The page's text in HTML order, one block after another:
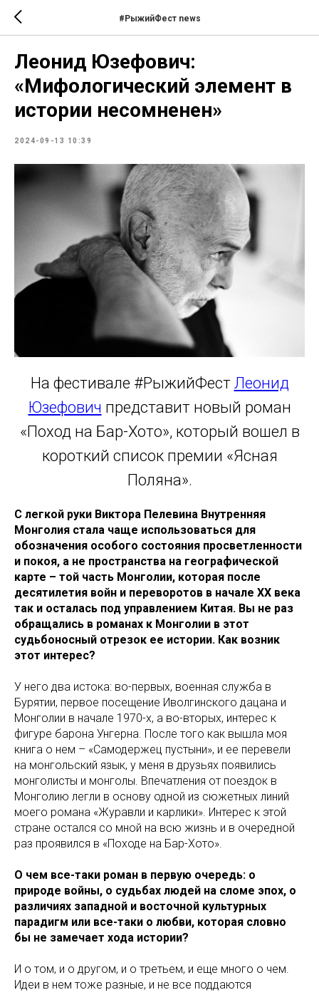
#РыжийФест news
Леонид Юзефович:
«Мифологический элемент в
истории несомненен»
2024-09-13 10:39
На фестивале #РыжийФест Леонид
Юзефович представит новый роман
«Поход на Бар-Хото», который вошел в
короткий список премии «Ясная
Поляна».
С легкой руки Виктора Пелевина Внутренняя
Монголия стала чаще использоваться для
обозначения особого состояния просветленности
и покоя, а не пространства на географической
карте – той часть Монголии, которая после
десятилетия войн и переворотов в начале ХХ века
так и осталась под управлением Китая. Вы не раз
обращались в романах к Монголии в этот
судьбоносный отрезок ее истории. Как возник
этот интерес?
У него два истока: во-первых, военная служба в
Бурятии, первое посещение Иволгинского дацана и
Монголии в начале 1970-х, а во-вторых, интерес к
фигуре барона Унгерна. После того как вышла моя
книга о нем – «Самодержец пустыни», и ее перевели
на монгольский язык, у меня в друзьях появились
монголисты и монголы. Впечатления от поездок в
Монголию легли в основу одной из сюжетных линий
моего романа «Журавли и карлики». Интерес к этой
стране остался со мной на всю жизнь и в очередной
раз проявился в «Походе на Бар-Хото».
О чем все-таки роман в первую очередь: о
природе войны, о судьбах людей на сломе эпох, о
различиях западной и восточной культурных
парадигм или все-таки о любви, которая словно
бы не замечает хода истории?
И о том, и о другом, и о третьем, и еще много о чем.
Идеи в нем тоже разные, и не все поддаются